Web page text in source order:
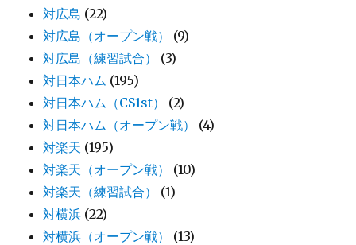
対広島 (22)
対広島（オープン戦）
(9)
対広島（練習試合）
(3)
対日本ハム (195)
対日本ハム（CS1st）
(2)
対日本ハム（オープン戦）
(4)
対楽天 (195)
対楽天（オープン戦）
(10)
対楽天（練習試合）
(1)
対横浜 (22)
対横浜（オープン戦）
(13)